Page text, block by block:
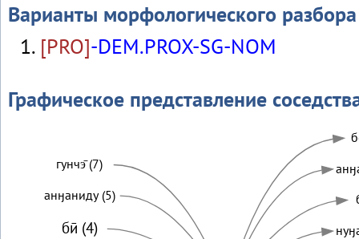
Варианты морфологического разбора
[PRO]-DEM.PROX-SG-NOM
Графическое представление
гунчэ̄ (7)
анӈаниду (5)
бӣ (4)